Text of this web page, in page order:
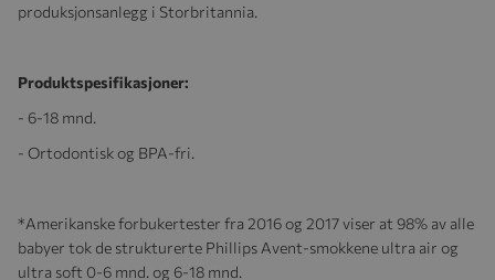
produksjonsanlegg i Storbritannia.
Produktspesifikasjoner:
- 6-18 mnd.
- Ortodontisk og BPA-fri.
*Amerikanske forbukertester fra 2016 og 2017 viser at 98% av alle
babyer tok de strukturerte Phillips Avent-smokkene ultra air og
ultra soft 0-6 mnd. og 6-18 mnd.